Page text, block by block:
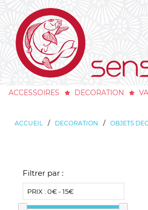
ACCESSOIRES DECORATION
ACCUEIL / DECORATION / OBJETS
Filtrer par :
PRIX : 0€ - 15€